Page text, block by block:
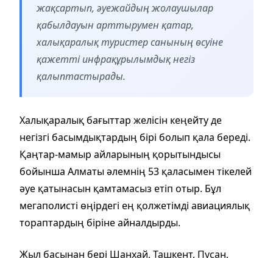
жақсартып, әуежайдың жолаушылар
қабылдауын арттырумен қатар,
халықаралық туристер санының өсуіне
қажетті инфрақұрылымдық негіз
қалыптастырады.
Халықаралық бағыттар желісін кеңейту де
негізгі басымдықтардың бірі болып қала береді.
Қаңтар-мамыр айларының қорытындысы
бойынша Алматы әлемнің 53 қаласымен тікелей
әуе қатынасын қамтамасыз етіп отыр. Бұл
мегаполисті өңірдегі ең қолжетімді авиациялық
тораптардың біріне айналдырды.
Жыл басынан бері Шанхай, Ташкент, Пусан,